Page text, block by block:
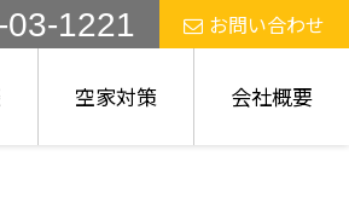
03-1221 お問い合わせ
空家対策 会社概要